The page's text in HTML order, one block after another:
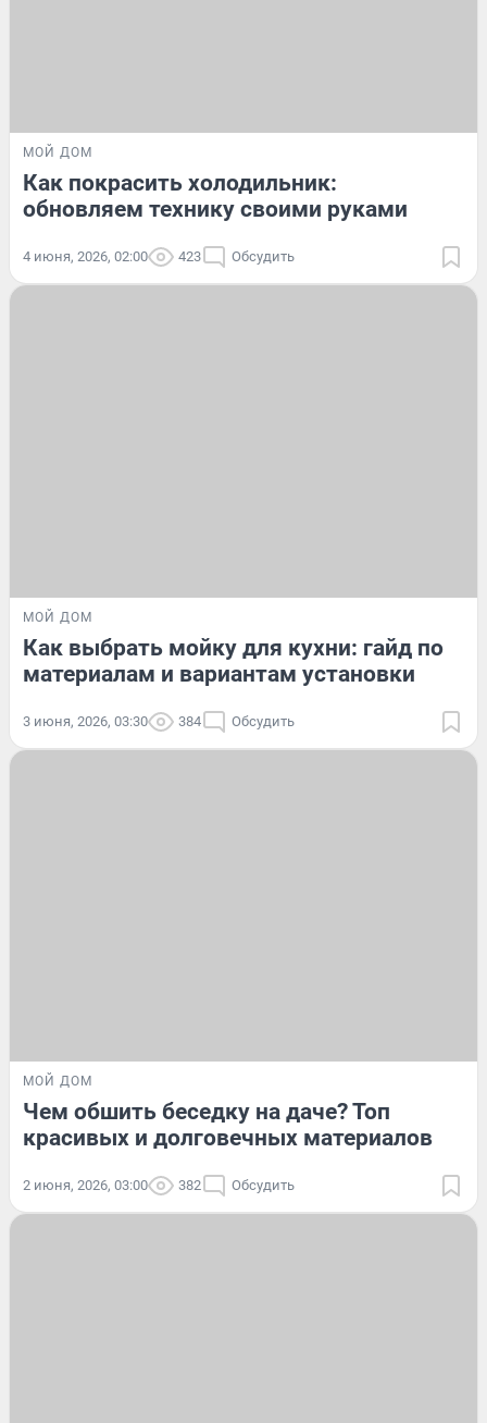
МОЙ ДОМ
Как покрасить холодильник:
обновляем технику своими руками
4 июня, 2026, 02:00 423 Обсудить
МОЙ ДОМ
Как выбрать мойку для кухни: гайд по
материалам и вариантам установки
3 июня, 2026, 03:30 384 Обсудить
МОЙ ДОМ
Чем обшить беседку на даче? Топ
красивых и долговечных материалов
2 июня, 2026, 03:00 382 Обсудить